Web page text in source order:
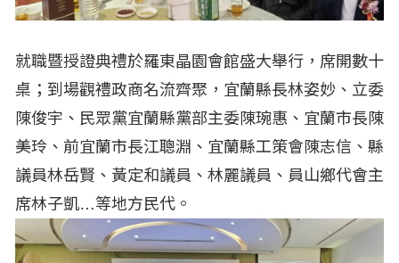
就職暨授證典禮於羅東晶園會館盛大舉行，席開數十
桌；到場觀禮政商名流齊聚，宜蘭縣長林姿妙、立委
陳俊宇、民眾黨宜蘭縣黨部主委陳琬惠、宜蘭市長陳
美玲、前宜蘭市長江聰淵、宜蘭縣工策會陳志信、縣
議員林岳賢、黃定和議員、林麗議員、員山鄉代會主
席林子凱…等地方民代。